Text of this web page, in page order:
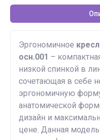
Эргономичное
осн.001 –
низкой спинкой в
сочетающая в себе
эргономичную
анатомической
дизайн и
цене. Данная